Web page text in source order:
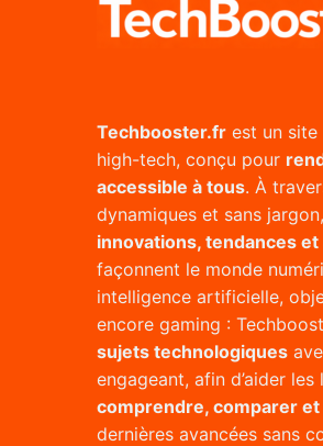
Techbooster.fr est un site
high-tech, conçu pour
accessible à tous. À
dynamiques et sans
innovations, tendances
façonnent le monde
intelligence artificielle,
encore gaming :
sujets technologiques
engageant, afin d’aider les
comprendre, comparer
dernières avancées sans